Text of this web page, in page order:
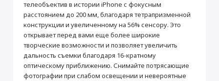
телеобъектив в истории iPhone с фокусным
расстоянием до 200 мм, благодаря тетрапризменной
конструкции и увеличенному на 56% сенсору. Это
открывает перед вами еще более широкие
творческие возможности и позволяет увеличить
дальность съемки благодаря 16-кратному
оптическому приближению. Снимайте потрясающие
фотографии при слабом освещении и невероятные
Цвет
Серебристый
Операционная система
iOS 26
Год выпуска
Тип стекла
Ceramic Shield 2
Дополнительная
информация
Поддержка MagSafe, кнопка Action,
кнопка Camera Control, Apple
Intelligence
Apple MagSafe
5 990 ₽
Купить
2 990 ₽
от 990 ₽
Добавить в корзину
Настройка Apple ID